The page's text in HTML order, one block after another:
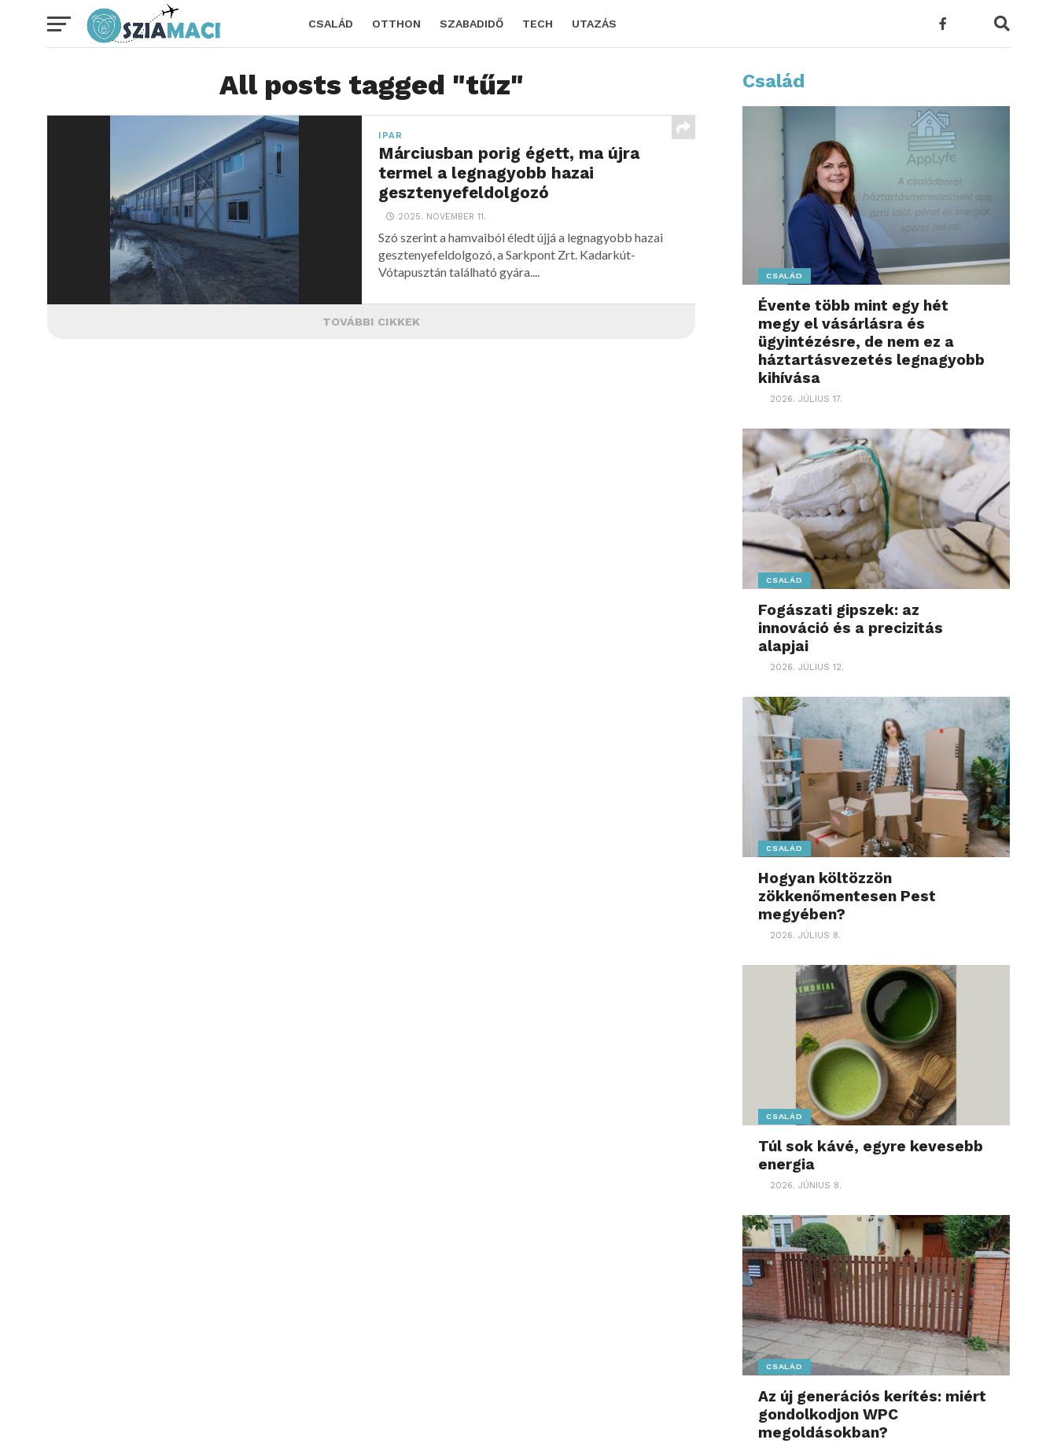
CSALÁD OTTHON SZABADIDŐ TECH UTAZÁS
All posts tagged "tűz"
IPAR
Márciusban porig égett, ma újra
termel a legnagyobb hazai
gesztenyefeldolgozó
2025. NOVEMBER 11.
Szó szerint a hamvaiból éledt újjá a legnagyobb hazai
gesztenyefeldolgozó, a Sarkpont Zrt. Kadarkút-
Vótapusztán található gyára....
TOVÁBBI CIKKEK
Család
CSALÁD
Évente több mint egy hét
megy el vásárlásra és
ügyintézésre, de nem ez a
háztartásvezetés legnagyobb
kihívása
2026. JÚLIUS 17.
CSALÁD
Fogászati gipszek: az
innováció és a precizitás
alapjai
2026. JÚLIUS 12.
CSALÁD
Hogyan költözzön
zökkenőmentesen Pest
megyében?
2026. JÚLIUS 8.
CSALÁD
Túl sok kávé, egyre kevesebb
energia
2026. JÚNIUS 8.
CSALÁD
Az új generációs kerítés: miért
gondolkodjon WPC
megoldásokban?